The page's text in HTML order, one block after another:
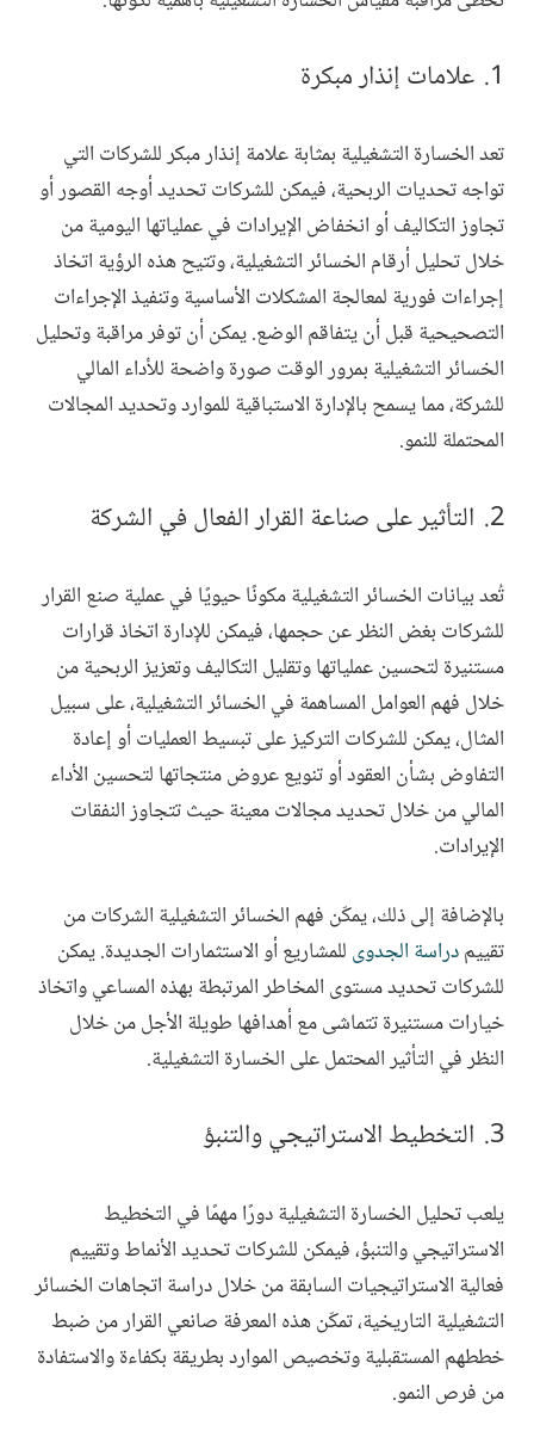
علامات إنذار مبكرة
تعد الخسارة التشغيلية بمثابة علامة إنذار مبكر للشركات التي
تواجه تحديات الربحية، فيمكن للشركات تحديد أوجه القصور أو
تجاوز التكاليف أو انخفاض الإيرادات في عملياتها اليومية من
خلال تحليل أرقام الخسائر التشغيلية، وتتيح هذه الرؤية اتخاذ
إجراءات فورية لمعالجة المشكلات الأساسية وتنفيذ الإجراءات
التصحيحية قبل أن يتفاقم الوضع. يمكن أن توفر مراقبة وتحليل
الخسائر التشغيلية بمرور الوقت صورة واضحة للأداء المالي
للشركة، مما يسمح بالإدارة الاستباقية للموارد وتحديد المجالات
المحتملة للنمو.
التأثير على صناعة القرار الفعال في الشركة
تُعد بيانات الخسائر التشغيلية مكونًا حيويًا في عملية صنع القرار
للشركات بغض النظر عن حجمها، فيمكن للإدارة اتخاذ قرارات
مستنيرة لتحسين عملياتها وتقليل التكاليف وتعزيز الربحية من
خلال فهم العوامل المساهمة في الخسائر التشغيلية، على سبيل
المثال، يمكن للشركات التركيز على تبسيط العمليات أو إعادة
التفاوض بشأن العقود أو تنويع عروض منتجاتها لتحسين الأداء
المالي من خلال تحديد مجالات معينة حيث تتجاوز النفقات
الإيرادات.
بالإضافة إلى ذلك، يمكّن فهم الخسائر التشغيلية الشركات من
تقييمدراسة الجدوى للمشاريع أو الاستثمارات الجديدة. يمكن
للشركات تحديد مستوى المخاطر المرتبطة بهذه المساعي واتخاذ
خيارات مستنيرة تتماشى مع أهدافها طويلة الأجل من خلال
النظر في التأثير المحتمل على الخسارة التشغيلية.
التخطيط الاستراتيجي والتنبؤ
يلعب تحليل الخسارة التشغيلية دورًا مهمًا في التخطيط
الاستراتيجي والتنبؤ، فيمكن للشركات تحديد الأنماط وتقييم
فعالية الاستراتيجيات السابقة من خلال دراسة اتجاهات الخسائر
التشغيلية التاريخية، تمكّن هذه المعرفة صانعي القرار من ضبط
خططهم المستقبلية وتخصيص الموارد بطريقة بكفاءة والاستفادة
من فرص النمو.